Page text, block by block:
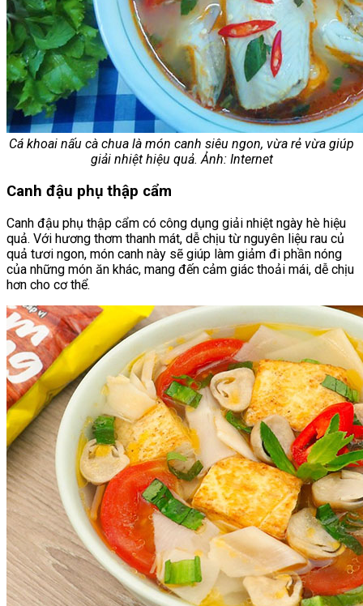
Cá khoai nấu cà chua là món canh siêu ngon, vừa rẻ vừa giúp
giải nhiệt hiệu quả. Ảnh: Internet
Canh đậu phụ thập cẩm
Canh đậu phụ thập cẩm có công dụng giải nhiệt ngày hè hiệu
quả. Với hương thơm thanh mát, dễ chịu từ nguyên liệu rau củ
quả tươi ngon, món canh này sẽ giúp làm giảm đi phần nóng
của những món ăn khác, mang đến cảm giác thoải mái, dễ chịu
hơn cho cơ thể.